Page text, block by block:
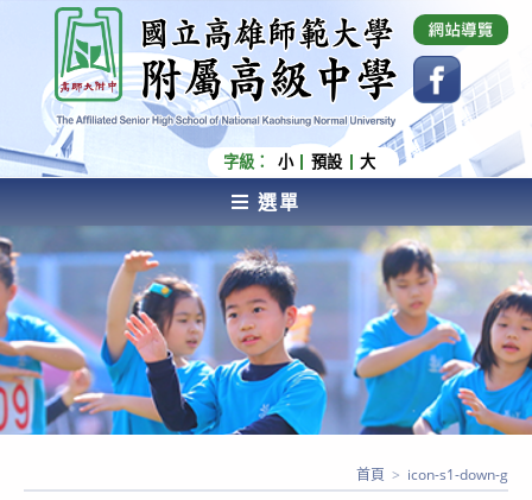
內
容
國立高雄師範大學附屬高級中學 Affiliated Senior
High School of National Kaohsiung Normal
University
字級： 小 預設 大
選單
AFFILIATED SENIOR HIGH SCHOOL OF NATIONAL
KAOHSIUNG NORMAL UNIVERSITY
首頁 > icon-s1-down-g